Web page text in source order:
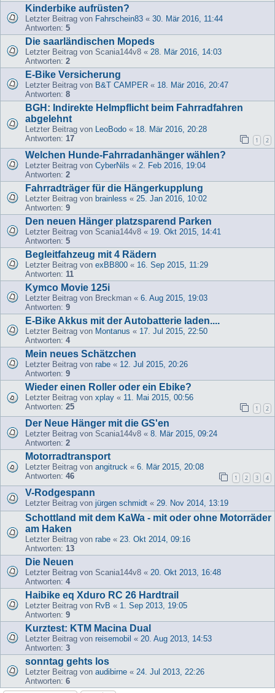
Kinderbike aufrüsten?
Letzter Beitrag von Fahrschein83 « 30. Mär 2016, 11:44
Antworten: 5
Die saarländischen Mopeds
Letzter Beitrag von Scania144v8 « 28. Mär 2016, 14:03
Antworten: 2
E-Bike Versicherung
Letzter Beitrag von B&T CAMPER « 18. Mär 2016, 20:47
Antworten: 8
BGH: Indirekte Helmpflicht beim Fahrradfahren
abgelehnt
Letzter Beitrag von LeoBodo « 18. Mär 2016, 20:28
Antworten: 17 1 2
Welchen Hunde-Fahrradanhänger wählen?
Letzter Beitrag von CyberNils « 2. Feb 2016, 19:04
Antworten: 2
Fahrradträger für die Hängerkupplung
Letzter Beitrag von brainless « 25. Jan 2016, 10:02
Antworten: 9
Den neuen Hänger platzsparend Parken
Letzter Beitrag von Scania144v8 « 19. Okt 2015, 14:41
Antworten: 5
Begleitfahzeug mit 4 Rädern
Letzter Beitrag von exBB800 « 16. Sep 2015, 11:29
Antworten: 11
Kymco Movie 125i
Letzter Beitrag von Breckman « 6. Aug 2015, 19:03
Antworten: 9
E-Bike Akkus mit der Autobatterie laden....
Letzter Beitrag von Montanus « 17. Jul 2015, 22:50
Antworten: 4
Mein neues Schätzchen
Letzter Beitrag von rabe « 12. Jul 2015, 20:26
Antworten: 9
Wieder einen Roller oder ein Ebike?
Letzter Beitrag von xplay « 11. Mai 2015, 00:56
Antworten: 25 1 2
Der Neue Hänger mit die GS'en
Letzter Beitrag von Scania144v8 « 8. Mär 2015, 09:24
Antworten: 2
Motorradtransport
Letzter Beitrag von angitruck « 6. Mär 2015, 20:08
Antworten: 46 1 2 3 4
V-Rodgespann
Letzter Beitrag von jürgen schmidt « 29. Nov 2014, 13:19
Schottland mit dem KaWa - mit oder ohne Motorräder
am Haken
Letzter Beitrag von rabe « 23. Okt 2014, 09:16
Antworten: 13
Die Neuen
Letzter Beitrag von Scania144v8 « 20. Okt 2013, 16:48
Antworten: 4
Haibike eq Xduro RC 26 Hardtrail
Letzter Beitrag von RvB « 1. Sep 2013, 19:05
Antworten: 9
Kurztest: KTM Macina Dual
Letzter Beitrag von reisemobil « 20. Aug 2013, 14:53
Antworten: 3
sonntag gehts los
Letzter Beitrag von audibirne « 24. Jul 2013, 22:26
Antworten: 6